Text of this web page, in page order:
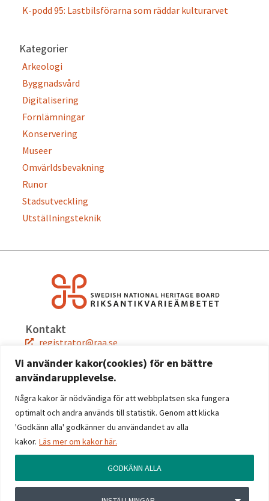
Vi använder kakor(cookies) för en bättre
användarupplevelse.
Några kakor är nödvändiga för att webbplatsen ska fungera
optimalt och andra används till statistik. Genom att klicka
'Godkänn alla' godkänner du användandet av alla
kakor. Läs mer om kakor här.
GODKÄNN ALLA
K-podd 95: Lastbilsförarna som räddar kulturarvet
Kategorier
Arkeologi
Byggnadsvård
Digitalisering
Fornlämningar
Konservering
Museer
Omvärldsbevakning
Runor
Stadsutveckling
Utställningsteknik
Kontakt
registrator@raa.se
08-5191 80 00
Snabblänkar
Jobba hos oss
Press
Kontakta oss
Följ oss
Linkedin